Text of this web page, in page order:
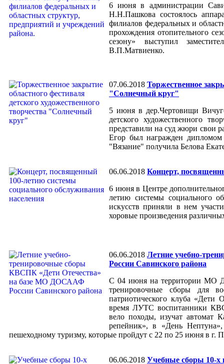
6 июня в администрации
Н.Н.Пашкова состоялось
филиалов федеральных и
прохождения отопительного
сезону» выступил
В.П.Матвиенко.
07.06.2018 Торжественное
"Солнечный круг"
5 июня в дер.Чертовищи
детского художественного
представили на суд жюри свои
Егор был награжден
"Вязание" получила Белова
06.06.2018 Концерт,
6 июня в Центре
летию системы социального
искусств приняли в нем
хоровые произведения
06.06.2018 Летние учебно-
России Савинского района
С 04 июня на территории МО
тренировочные сборы для
патриотического клуба «Дети
время ЛУТС воспитанники
вело походы, изучат автомат
репейник», в «День
пешеходному туризму, которые пройдут с 22 по 25 июня в г.
06.06.2018 Учебные сборы 10-х